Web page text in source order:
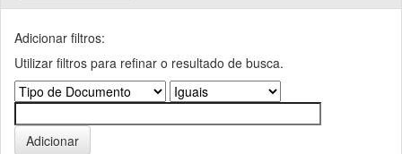
Adicionar filtros:
Utilizar filtros para refinar o resultado de busca.